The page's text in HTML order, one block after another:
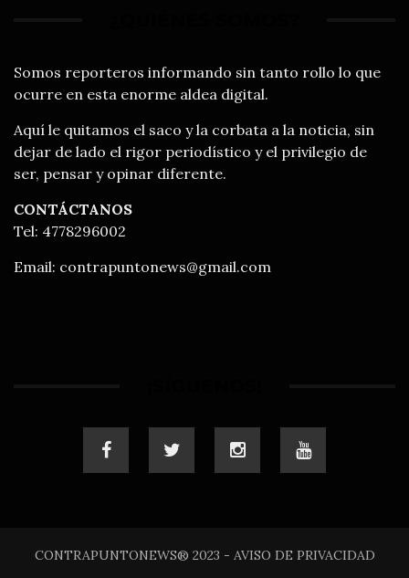
Somos reporteros informando sin tanto rollo lo que
ocurre en esta enorme aldea digital.
Aquí le quitamos el saco y la corbata a la noticia, sin
dejar de lado el rigor periodístico y el privilegio de
ser, pensar y opinar diferente.
CONTÁCTANOS
Tel: 4778296002
Email: contrapuntonews@gmail.com
CONTRAPUNTONEWS® 2023 - AVISO DE PRIVACIDAD